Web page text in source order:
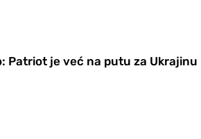
Patriot je već na putu za Ukrajinu